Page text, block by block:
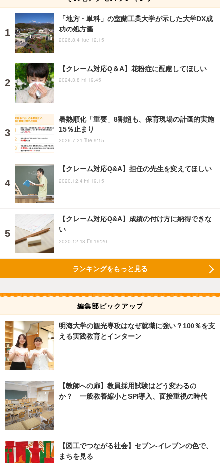
「地方・単科」の室蘭工業大学が示した大学DX成
功の処方箋
2026.8.4 Tue 12:15
【クレーム対応Q＆A】花粉症に配慮してほしい
2024.3.8 Fri 19:45
暑熱順化「重要」8割超も、保育現場の計画的実施
15％止まり
2026.7.21 Tue 9:15
【クレーム対応Q&A】担任の先生を変えてほしい
2020.12.4 Fri 19:15
【クレーム対応Q&A】成績の付け方に納得できな
い
2020.12.18 Fri 19:20
ランキングをもっと見る
編集部ピックアップ
明海大学の観光専攻はなぜ就職に強い？100％を支
える実践教育とインターン
【教師への扉】教員採用試験はどう変わるの
か？ 一般教養縮小とSPI導入、面接重視の時代
【図工でつながる社会】セブン‐イレブンの色で、
まちを見る